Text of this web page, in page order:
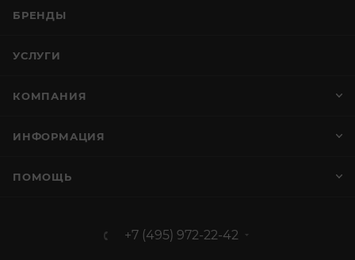
БРЕНДЫ
УСЛУГИ
КОМПАНИЯ
ИНФОРМАЦИЯ
ПОМОЩЬ
+7 (495) 972-22-42